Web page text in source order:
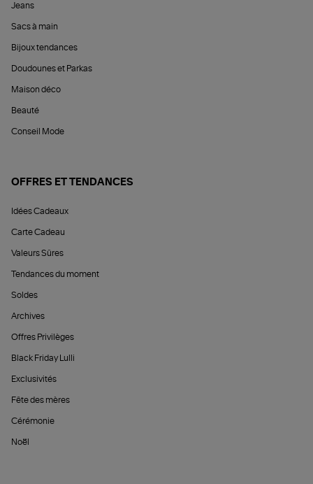
Jeans
Sacs à main
Bijoux tendances
Doudounes et Parkas
Maison déco
Beauté
Conseil Mode
OFFRES ET TENDANCES
Idées Cadeaux
Carte Cadeau
Valeurs Sûres
Tendances du moment
Soldes
Archives
Offres Privilèges
Black Friday Lulli
Exclusivités
Fête des mères
Cérémonie
Noël